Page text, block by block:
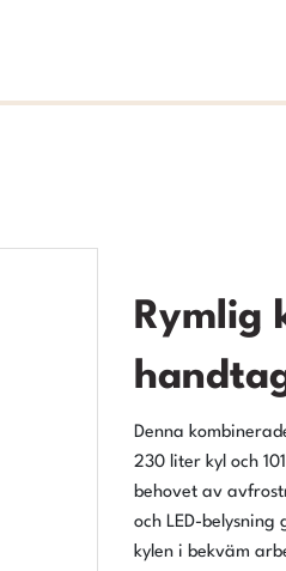
Rymlig
Denna
230 liter kyl och
behovet av
och LED-
kylen i bekväm